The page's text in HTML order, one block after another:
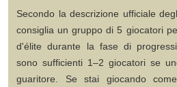
Secondo la descrizione ufficiale
consiglia un gruppo di 5 giocatori
d'élite durante la fase di
sono sufficienti 1–2 giocatori se
guaritore. Se stai giocando